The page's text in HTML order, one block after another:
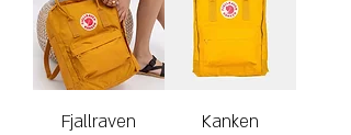
Fjallraven
Kanken